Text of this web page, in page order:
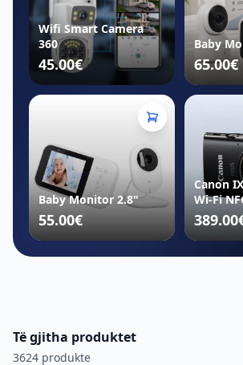
Wifi Smart Camera
360
45.00€
Baby
65.00€
Baby Monitor 2.8"
55.00€
Canon
Wi-Fi
Të gjitha produktet
3624 produkte